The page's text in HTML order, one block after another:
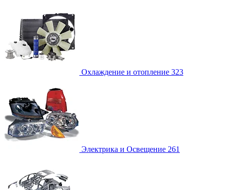
Охлаждение и отопление 323
Электрика и Освещение 261